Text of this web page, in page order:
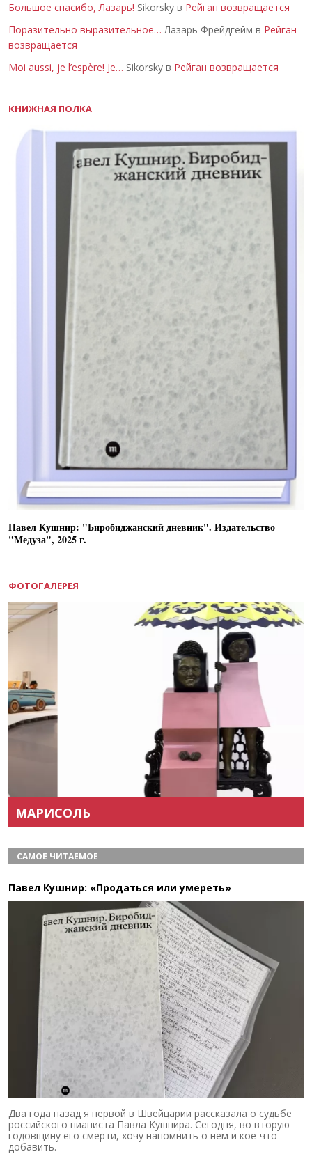
Большое спасибо, Лазарь! Sikorsky в Рейган возвращается
Поразительно выразительное… Лазарь Фрейдгейм в Рейган
возвращается
Moi aussi, je l’espère! Je… Sikorsky в Рейган возвращается
КНИЖНАЯ ПОЛКА
Павел Кушнир: "Биробиджанский дневник". Издательство
"Медуза", 2025 г.
ФОТОГАЛЕРЕЯ
МАРИСОЛЬ
САМОЕ ЧИТАЕМОЕ
Павел Кушнир: «Продаться или умереть»
Два года назад я первой в Швейцарии рассказала о судьбе
российского пианиста Павла Кушнира. Сегодня, во вторую
годовщину его смерти, хочу напомнить о нем и кое-что
добавить.